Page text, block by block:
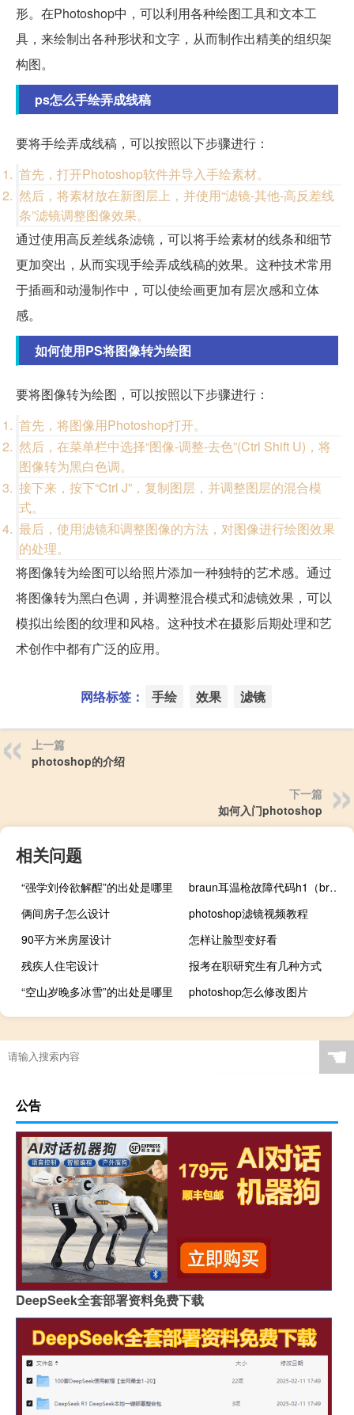
形。在Photoshop中，可以利用各种绘图工具和文本工
具，来绘制出各种形状和文字，从而制作出精美的组织架
构图。
ps怎么手绘弄成线稿
要将手绘弄成线稿，可以按照以下步骤进行：
首先，打开Photoshop软件并导入手绘素材。
然后，将素材放在新图层上，并使用“滤镜-其他-高反差线
条”滤镜调整图像效果。
通过使用高反差线条滤镜，可以将手绘素材的线条和细节
更加突出，从而实现手绘弄成线稿的效果。这种技术常用
于插画和动漫制作中，可以使绘画更加有层次感和立体
感。
如何使用PS将图像转为绘图
要将图像转为绘图，可以按照以下步骤进行：
首先，将图像用Photoshop打开。
然后，在菜单栏中选择“图像-调整-去色”(Ctrl Shift U)，将
图像转为黑白色调。
接下来，按下“Ctrl J”，复制图层，并调整图层的混合模
式。
最后，使用滤镜和调整图像的方法，对图像进行绘图效果
的处理。
将图像转为绘图可以给照片添加一种独特的艺术感。通过
将图像转为黑白色调，并调整混合模式和滤镜效果，可以
模拟出绘图的纹理和风格。这种技术在摄影后期处理和艺
术创作中都有广泛的应用。
网络标签： 手绘 效果 滤镜
上一篇
photoshop的介绍
下一篇
如何入门photoshop
相关问题
“强学刘伶欲解酲”的出处是哪里
braun耳温枪故障代码h1（braun耳温枪 故障）
俩间房子怎么设计
photoshop滤镜视频教程
90平方米房屋设计
怎样让脸型变好看
残疾人住宅设计
报考在职研究生有几种方式
“空山岁晚多冰雪”的出处是哪里
photoshop怎么修改图片
☚
公告
DeepSeek全套部署资料免费下载